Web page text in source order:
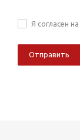
Я согласен на